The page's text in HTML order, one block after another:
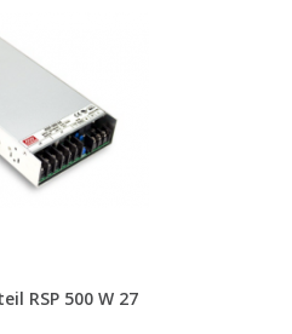
RSP 500 W 27